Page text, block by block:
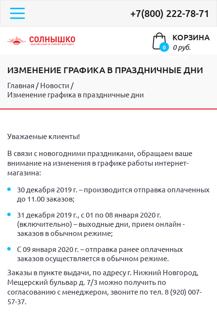
+7(800) 222-78-71
0
КОРЗИНА
0 руб.
ИЗМЕНЕНИЕ ГРАФИКА В ПРАЗДНИЧНЫЕ ДНИ
Главная
Новости
Изменение графика в праздничные дни
Уважаемые клиенты!
В связи с новогодними праздниками, обращаем ваше
внимание на изменения в графике работы интернет-
магазина:
30 декабря 2019 г. – производится отправка оплаченных
до 11.00 заказов;
31 декабря 2019 г., с 01 по 08 января 2020 г.
(включительно) – выходные дни, прием онлайн -
заказов в обычном режиме;
С 09 января 2020 г. – отправка ранее оплаченных
заказов осуществляется в обычном режиме.
Заказы в пункте выдачи, по адресу г. Нижний Новгород,
Мещерский бульвар д. 7/3 можно получить по
согласованию с менеджером, звоните по тел. 8 (920) 007-
57-37.